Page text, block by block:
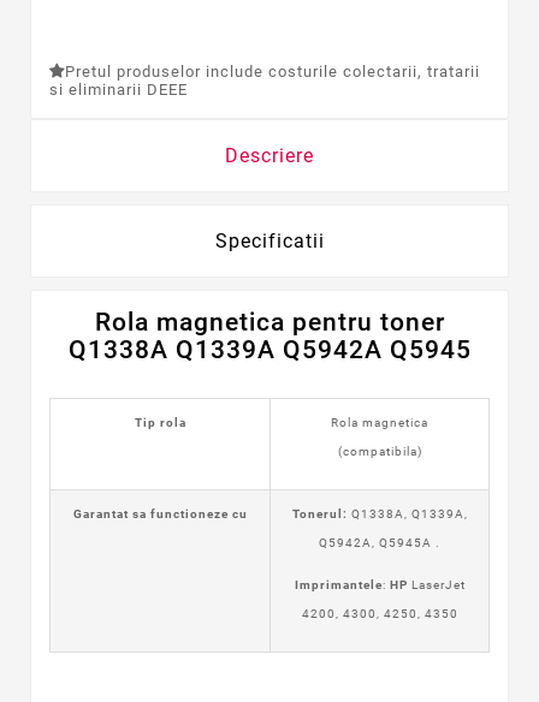
Pretul produselor include costurile colectarii, tratarii
si eliminarii DEEE
Descriere
Specificatii
Rola magnetica pentru toner
Q1338A Q1339A Q5942A Q5945
Tip rola Rola magnetica
(compatibila)
Garantat sa functioneze cu Tonerul: Q1338A, Q1339A,
Q5942A, Q5945A .
Imprimantele: HP LaserJet
4200, 4300, 4250, 4350